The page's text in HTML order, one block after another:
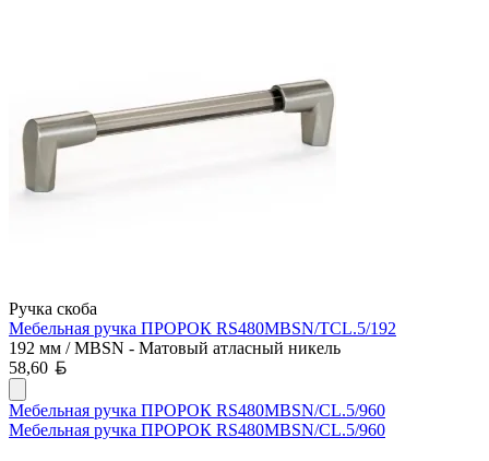
Ручка скоба
Мебельная ручка ПРОРОК RS480MBSN/TCL.5/192
192 мм / MBSN - Матовый атласный никель
58,60
Мебельная ручка ПРОРОК RS480MBSN/CL.5/960
Мебельная ручка ПРОРОК RS480MBSN/CL.5/960